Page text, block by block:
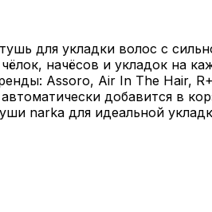
для укладки волос с
начёсов и укладок на
Assoro, Air In The Hair,
добавится в
narka для идеальной